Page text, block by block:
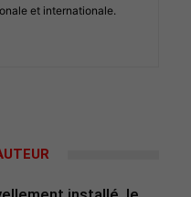
et internationale.